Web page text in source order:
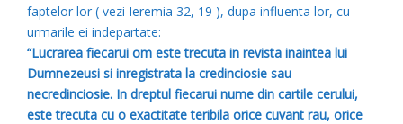
faptelor lor ( vezi Ieremia 32, 19 ), dupa influenta lor, cu
urmarile ei indepartate:
“Lucrarea fiecarui om este trecuta in revista inaintea lui
Dumnezeusi si inregistrata la credinciosie sau
necredinciosie. In dreptul fiecarui nume din cartile cerului,
este trecuta cu o exactitate teribila orice cuvant rau, orice